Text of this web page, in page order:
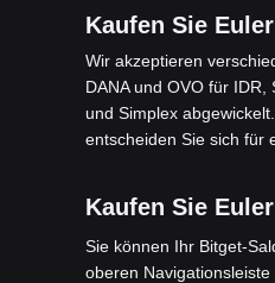
Kaufen Sie
Wir akzeptieren
DANA und OVO für
und Simplex
entscheiden Sie sich für
Kaufen Sie
Sie können Ihr Bitget-
oberen